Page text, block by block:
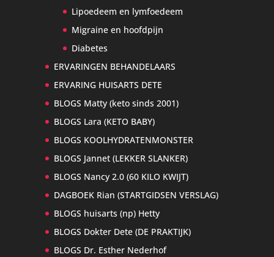
Lipoedeem en lymfoedeem
Migraine en hoofdpijn
Diabetes
ERVARINGEN BEHANDELAARS
ERVARING HUISARTS DETE
BLOGS Matty (keto sinds 2001)
BLOGS Lara (KETO BABY)
BLOGS KOOLHYDRATENMONSTER
BLOGS Jannet (LEKKER SLANKER)
BLOGS Nancy 2.0 (60 KILO KWIJT)
DAGBOEK Rian (STARTGIDSEN VERSLAG)
BLOGS huisarts (np) Hetty
BLOGS Dokter Dete (DE PRAKTIJK)
BLOGS Dr. Esther Nederhof